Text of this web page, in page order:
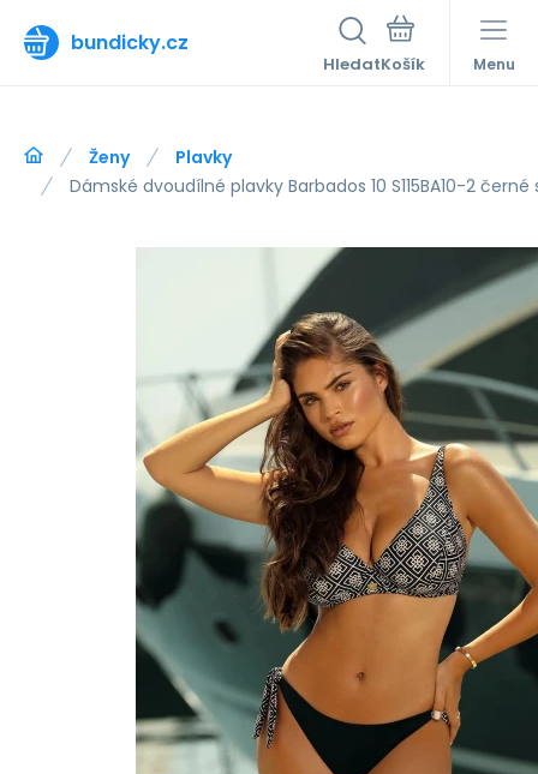
bundicky.cz
Hledat Menu
Ženy
Plavky
Dámské dvoudílné plavky Barbados 10 S115BA10-2